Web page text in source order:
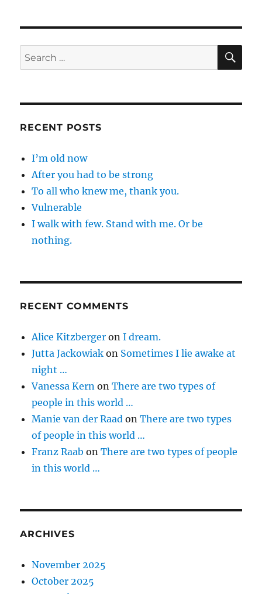
Search
for:
RECENT POSTS
I’m old now
After you had to be strong
To all who knew me, thank you.
Vulnerable
I walk with few. Stand with me. Or be
nothing.
RECENT COMMENTS
Alice Kitzberger onI dream.
Jutta Jackowiak on Sometimes I lie awake at
night …
Vanessa Kern onThere are two types of
people in this world …
Manie van der Raad onThere are two types
of people in this world …
Franz Raab onThere are two types of people
in this world …
ARCHIVES
November 2025
October 2025